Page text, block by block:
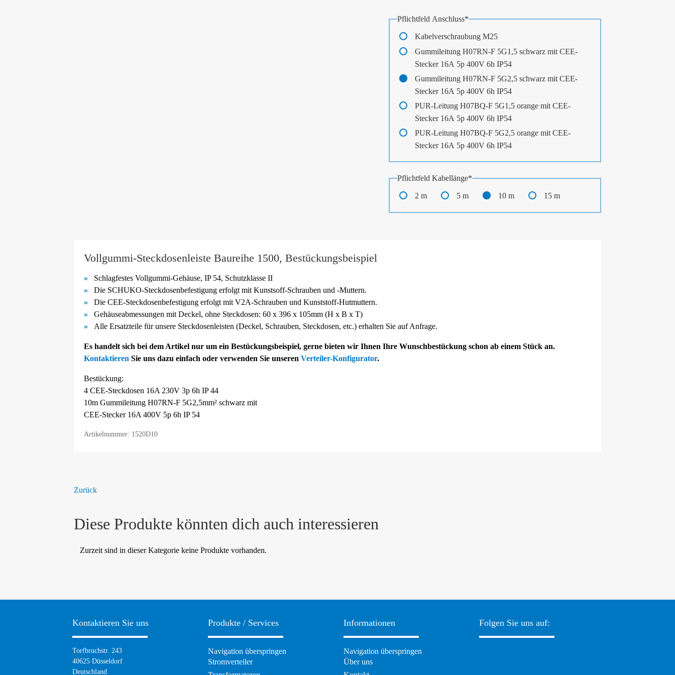
Pflichtfeld Anschluss*
Kabelverschraubung M25
Gummileitung H07RN-F 5G1,5 schwarz mit CEE-
Stecker 16A 5p 400V 6h IP54
Gummileitung H07RN-F 5G2,5 schwarz mit CEE-
Stecker 16A 5p 400V 6h IP54
PUR-Leitung H07BQ-F 5G1,5 orange mit CEE-
Stecker 16A 5p 400V 6h IP54
PUR-Leitung H07BQ-F 5G2,5 orange mit CEE-
Stecker 16A 5p 400V 6h IP54
Pflichtfeld Kabellänge*
2 m 5 m 10 m 15 m
Vollgummi-Steckdosenleiste Baureihe 1500, Bestückungsbeispiel
Schlagfestes Vollgummi-Gehäuse, IP 54, Schutzklasse II
Die SCHUKO-Steckdosenbefestigung erfolgt mit Kunstsoff-Schrauben und -Muttern.
Die CEE-Steckdosenbefestigung erfolgt mit V2A-Schrauben und Kunststoff-Hutmuttern.
Gehäuseabmessungen mit Deckel, ohne Steckdosen: 60 x 396 x 105mm (H x B x T)
Alle Ersatzteile für unsere Steckdosenleisten (Deckel, Schrauben, Steckdosen, etc.) erhalten Sie auf Anfrage.
Es handelt sich bei dem Artikel nur um ein Bestückungsbeispiel, gerne bieten wir Ihnen Ihre Wunschbestückung schon ab einem Stück an.
Kontaktieren Sie uns dazu einfach oder verwenden Sie unseren Verteiler-Konfigurator.
Bestückung:
4 CEE-Steckdosen 16A 230V 3p 6h IP 44
10m Gummileitung H07RN-F 5G2,5mm² schwarz mit
CEE-Stecker 16A 400V 5p 6h IP 54
Artikelnummer: 1520D10
Zurück
Diese Produkte könnten dich auch interessieren
Zurzeit sind in dieser Kategorie keine Produkte vorhanden.
Kontaktieren Sie uns
Torfbruchstr. 243
40625 Düsseldorf
Deutschland
Produkte / Services
Navigation überspringen
Stromverteiler
Informationen
Navigation überspringen
Über uns
Folgen Sie uns auf: